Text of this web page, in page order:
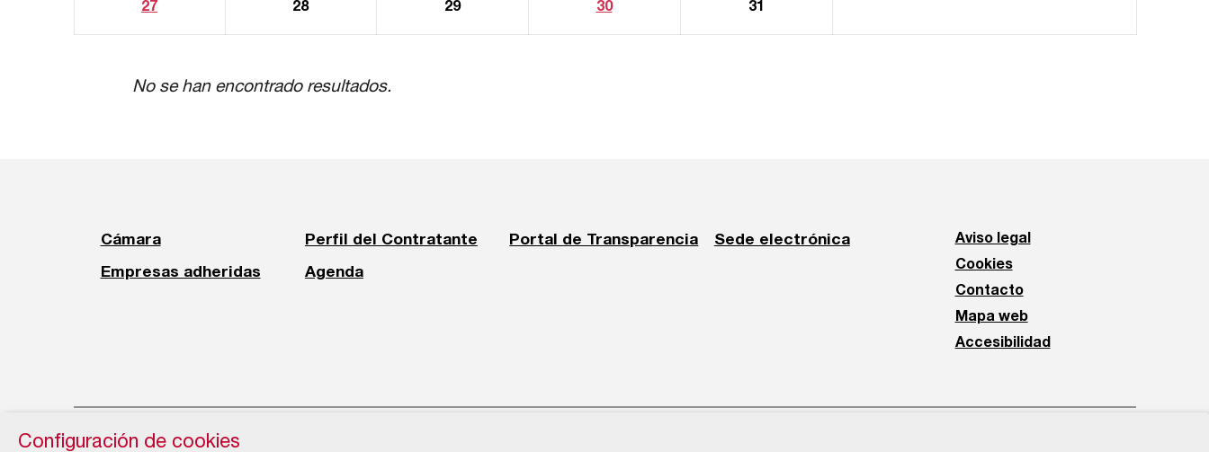
27 28 29 30 31
No se han encontrado resultados.
Cámara Perfil del Contratante Portal de Transparencia Sede electrónica
Empresas adheridas Agenda
Aviso legal
Cookies
Contacto
Mapa web
Accesibilidad
Configuración de cookies